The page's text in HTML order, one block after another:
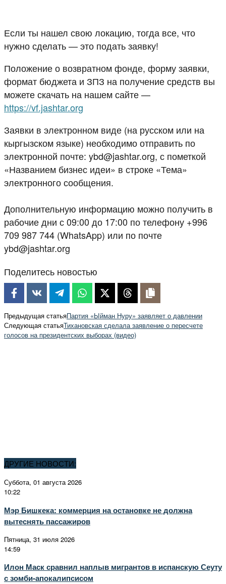
Если ты нашел свою локацию, тогда все, что
нужно сделать — это подать заявку!
Положение о возвратном фонде, форму заявки,
формат бюджета и ЗПЗ на получение средств вы
можете скачать на нашем сайте —
https://vf.jashtar.org
Заявки в электронном виде (на русском или на
кыргызском языке) необходимо отправить по
электронной почте: ybd@jashtar.org, с пометкой
«Названием бизнес идеи» в строке «Тема»
электронного сообщения.
Дополнительную информацию можно получить в
рабочие дни с 09:00 до 17:00 по телефону +996
709 987 744 (WhatsApp) или по почте
ybd@jashtar.org
Поделитесь новостью
Предыдущая статьяПартия «Ыйман Нуру» заявляет о давлении
Следующая статьяТихановская сделала заявление о пересчете
голосов на президентских выборах (видео)
ДРУГИЕ НОВОСТИ:
Суббота, 01 августа 2026
10:22
Мэр Бишкека: коммерция на остановке не должна
вытеснять пассажиров
Пятница, 31 июля 2026
14:59
Илон Маск сравнил наплыв мигрантов в испанскую Сеуту
с зомби-апокалипсисом